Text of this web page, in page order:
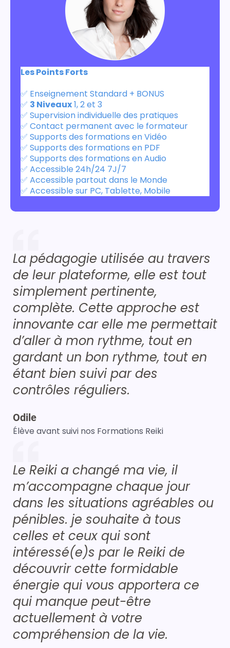
Les Points Forts
✅ Enseignement Standard + BONUS
✅ 3 Niveaux1, 2 et 3
✅ Supervision individuelle des pratiques
✅ Contact permanent avec le formateur
✅ Supports des formations en Vidéo
✅ Supports des formations en PDF
✅ Supports des formations en Audio
✅ Accessible 24h/24 7J/7
✅ Accessible partout dans le Monde
✅ Accessible sur PC, Tablette, Mobile
La pédagogie utilisée au travers
de leur plateforme, elle est tout
simplement pertinente,
complète. Cette approche est
innovante car elle me permettait
d’aller à mon rythme, tout en
gardant un bon rythme, tout en
étant bien suivi par des
contrôles réguliers.
Odile
Élève avant suivi nos Formations Reiki
Le Reiki a changé ma vie, il
m’accompagne chaque jour
dans les situations agréables ou
pénibles. je souhaite à tous
celles et ceux qui sont
intéressé(e)s par le Reiki de
découvrir cette formidable
énergie qui vous apportera ce
qui manque peut-être
actuellement à votre
compréhension de la vie.